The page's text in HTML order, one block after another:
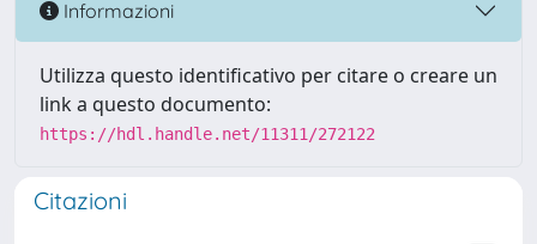
Informazioni
Utilizza questo identificativo per citare o creare un
link a questo documento:
https://hdl.handle.net/11311/272122
Citazioni